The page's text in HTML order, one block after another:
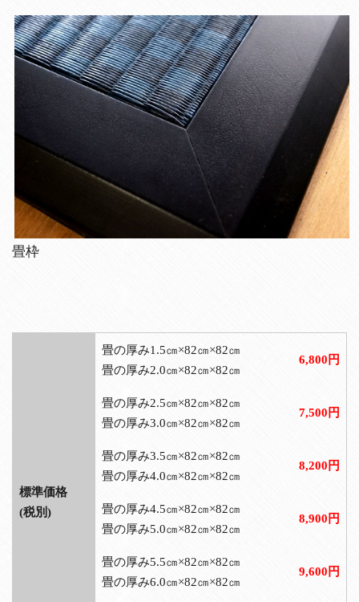
畳枠
標準価格
(税別)
畳の厚み1.5㎝×82㎝×82㎝
畳の厚み2.0㎝×82㎝×82㎝
6,800円
畳の厚み2.5㎝×82㎝×82㎝
畳の厚み3.0㎝×82㎝×82㎝
7,500円
畳の厚み3.5㎝×82㎝×82㎝
畳の厚み4.0㎝×82㎝×82㎝
8,200円
畳の厚み4.5㎝×82㎝×82㎝
畳の厚み5.0㎝×82㎝×82㎝
8,900円
畳の厚み5.5㎝×82㎝×82㎝
畳の厚み6.0㎝×82㎝×82㎝
9,600円